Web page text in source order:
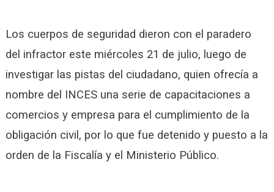
Los cuerpos de seguridad dieron con el paradero
del infractor este miércoles 21 de julio, luego de
investigar las pistas del ciudadano, quien ofrecía a
nombre del INCES una serie de capacitaciones a
comercios y empresa para el cumplimiento de la
obligación civil, por lo que fue detenido y puesto a la
orden de la Fiscalía y el Ministerio Público.